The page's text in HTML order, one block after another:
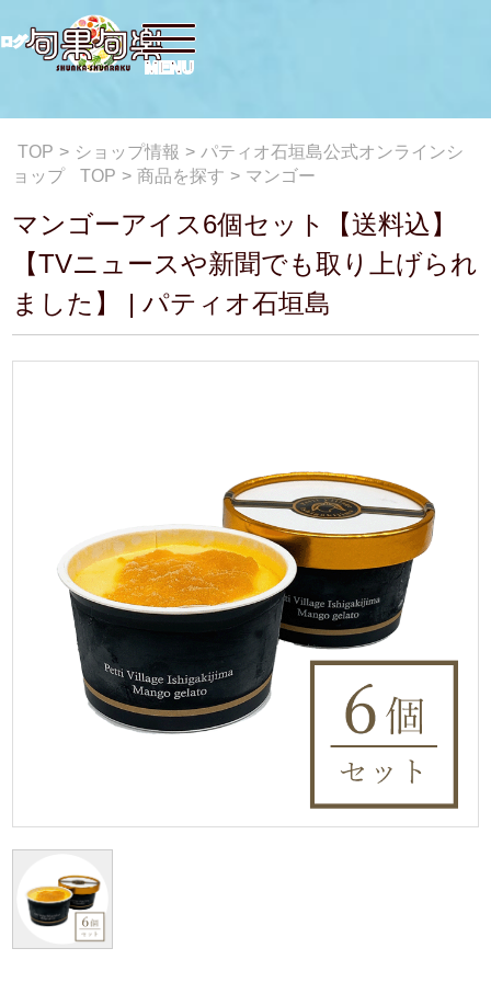
ログイン
TOP > ショップ情報 > パティオ石垣島公式オンラインシ
ョップ
TOP > 商品を探す > マンゴー
マンゴーアイス6個セット【送料込】
【TVニュースや新聞でも取り上げられ
ました】 | パティオ石垣島